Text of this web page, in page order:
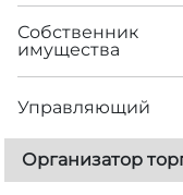
Собственник
имущества
Управляющий
Организатор